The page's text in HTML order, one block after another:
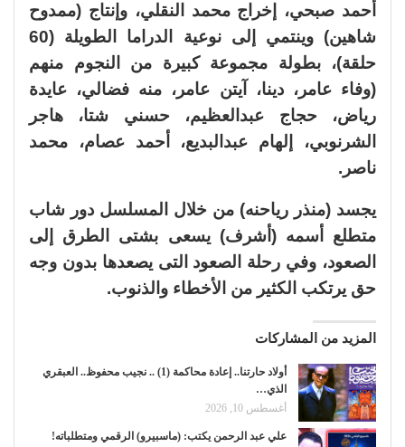
أحمد صبحي، إخراج محمد النقلي، وإنتاج (ممدوح
شاهين) وينتمي إلى نوعية الدراما الطويلة (60
حلقة)، بطولة مجموعة كبيرة من النجوم منهم
(وفاء عامر، دينا، آيتن عامر، منه فضالي، عايدة
رياض، حجاج عبدالعظيم، حسني شتا، هاجر
الشرنوبي، إلهام عبدالبديع، أحمد عصام، محمد
ناصر.
يجسد (منذر رياحنه) من خلال المسلسل دور شاب
متطلع أسمه (أشرف) يسعى بشتى الطرق إلى
الصعود، وفي رحلة الصعود التى يصعدها بدون وجه
حق يرتكب الكثير من الأخطاء والذنوب.
المزيد من المشاركات
أولاد حارتنا.. إعادة محاكمة (1) .. نجيب محفوظ.. العبقري
الذي…
أغسطس 10, 2026
علي عبد الرحمن يكتب: (ماسبيرو) الرقمي ومتطلباته!